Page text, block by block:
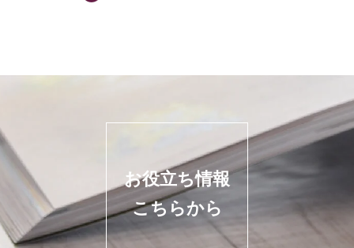
お役立ち情報
こちらから